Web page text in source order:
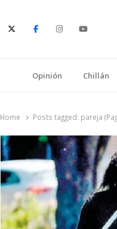
Opinión Chillán
Home Posts tagged: pareja